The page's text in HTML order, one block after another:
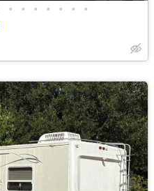
• • • • • • •